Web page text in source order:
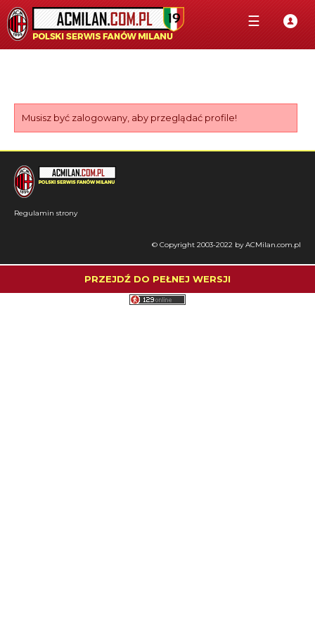
☰
Musisz być zalogowany, aby przeglądać profile!
Regulamin strony
© Copyright 2003-2022 by ACMilan.com.pl
PRZEJDŹ DO PEŁNEJ WERSJI